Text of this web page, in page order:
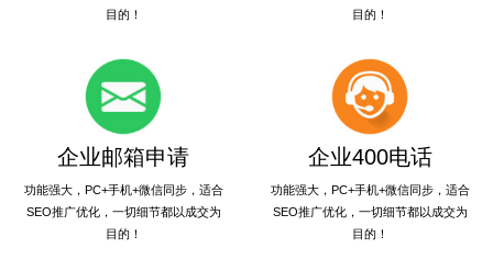
目的！
目的！
企业邮箱申请
功能强大，PC+手机+微信同步，适合
SEO推广优化，一切细节都以成交为
目的！
企业400电话
功能强大，PC+手机+微信同步，适合
SEO推广优化，一切细节都以成交为
目的！